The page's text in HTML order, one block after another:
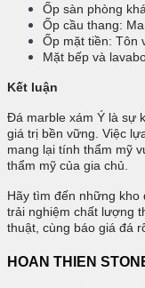
Ốp sàn phòng
Ốp cầu thang:
Ốp mặt tiền: Tôn
Mặt bếp và
Kết luận
Đá marble xám Ý là sự
giá trị bền vững. Việc
mang lại tính thẩm mỹ
thẩm mỹ của gia chủ.
Hãy tìm đến những
trải nghiệm chất lượng
thuật, cùng báo giá đá
HOAN THIEN